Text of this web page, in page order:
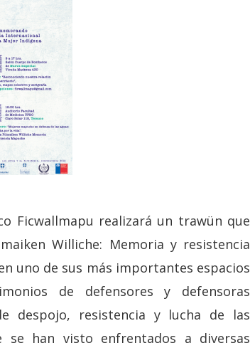
Ficwallmapu realizará un trawün que
Williche: Memoria y resistencia
uno de sus más importantes espacios
de defensores y defensoras
despojo, resistencia y lucha de las
se han visto enfrentados a diversas